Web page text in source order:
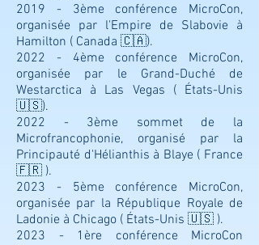
2019 - 3ème conférence MicroCon,
organisée par l'Empire de Slabovie à
Hamilton ( Canada 🇨🇦).
2022 - 4ème conférence MicroCon,
organisée par le Grand-Duché de
Westarctica à Las Vegas ( États-Unis
🇺🇸).
2022 - 3ème sommet de la
Microfrancophonie, organisé par la
Principauté d'Hélianthis à Blaye ( France
🇫🇷 ).
2023 - 5ème conférence MicroCon,
organisée par la République Royale de
Ladonie à Chicago ( États-Unis 🇺🇸 ).
2023 - 1ère conférence MicroCon